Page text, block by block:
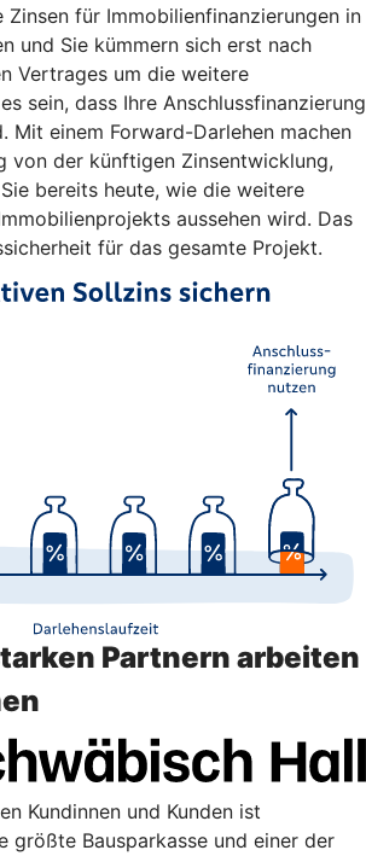
Zinsen für Immobilienfinanzierungen in
und Sie kümmern sich erst nach
Vertrages um die weitere
sein, dass Ihre Anschlussfinanzierung
Mit einem Forward-Darlehen machen
von der künftigen Zinsentwicklung,
bereits heute, wie die weitere
aussehen wird. Das
für das gesamte Projekt.
Partnern arbeiten
Kundinnen und Kunden ist
größte Bausparkasse und einer der